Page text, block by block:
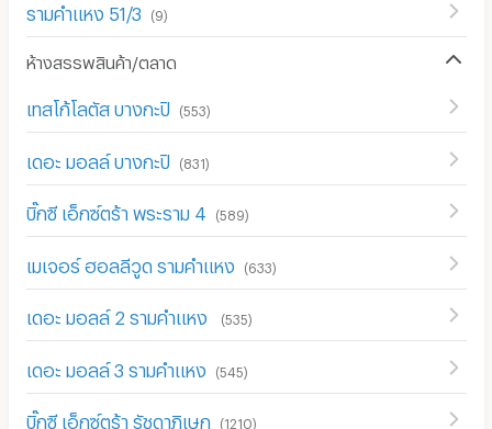
รามคำแหง 51/3 (9)
ห้างสรรพสินค้า/ตลาด
เทสโก้โลตัส บางกะปิ (553)
เดอะ มอลล์ บางกะปิ (831)
บิ๊กซี เอ็กซ์ตร้า พระราม 4 (589)
เมเจอร์ ฮอลลีวูด รามคำแหง (633)
เดอะ มอลล์ 2 รามคำแหง (535)
เดอะ มอลล์ 3 รามคำแหง (545)
บิ๊กซี เอ็กซ์ตร้า รัชดาภิเษก (1210)